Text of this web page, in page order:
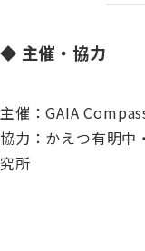
◆ 主催・協力
主催：GAIA
協力：かえつ有明中
究所